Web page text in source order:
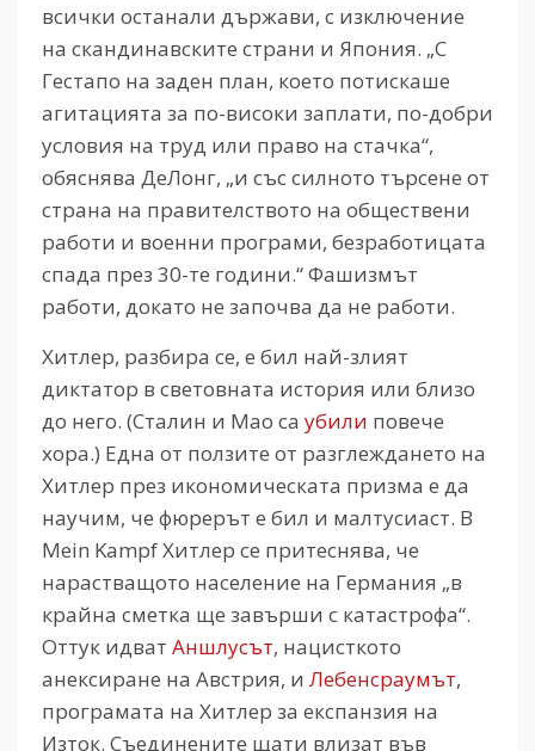
всички останали държави, с изключение
на скандинавските страни и Япония. „С
Гестапо на заден план, което потискаше
агитацията за по-високи заплати, по-добри
условия на труд или право на стачка“,
обяснява ДеЛонг, „и със силното търсене от
страна на правителството на обществени
работи и военни програми, безработицата
спада през 30-те години.“ Фашизмът
работи, докато не започва да не работи.
Хитлер, разбира се, е бил най-злият
диктатор в световната история или близо
до него. (Сталин и Мао са убили повече
хора.) Една от ползите от разглеждането на
Хитлер през икономическата призма е да
научим, че фюрерът е бил и малтусиаст. В
Mein Kampf Хитлер се притеснява, че
нарастващото население на Германия „в
крайна сметка ще завърши с катастрофа“.
Оттук идват Аншлусът, нацисткото
анексиране на Австрия, иЛебенсраумът,
програмата на Хитлер за експанзия на
Изток. Съединените щати влизат във